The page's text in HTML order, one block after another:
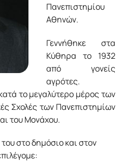
Πανεπιστημίου
Αθηνών.
Γεννήθηκε στα
Κύθηρα το 1932
από γονείς
αγρότες.
το μεγαλύτερο μέρος των
Σχολές των Πανεπιστημίων
του Μονάχου.
στο δημόσιο και στον